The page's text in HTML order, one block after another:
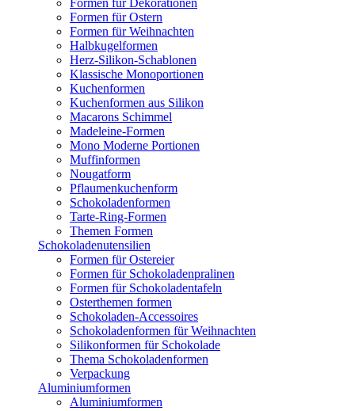
Formen für Dekorationen
Formen für Ostern
Formen für Weihnachten
Halbkugelformen
Herz-Silikon-Schablonen
Klassische Monoportionen
Kuchenformen
Kuchenformen aus Silikon
Macarons Schimmel
Madeleine-Formen
Mono Moderne Portionen
Muffinformen
Nougatform
Pflaumenkuchenform
Schokoladenformen
Tarte-Ring-Formen
Themen Formen
Schokoladenutensilien
Formen für Ostereier
Formen für Schokoladenpralinen
Formen für Schokoladentafeln
Osterthemen formen
Schokoladen-Accessoires
Schokoladenformen für Weihnachten
Silikonformen für Schokolade
Thema Schokoladenformen
Verpackung
Aluminiumformen
Aluminiumformen